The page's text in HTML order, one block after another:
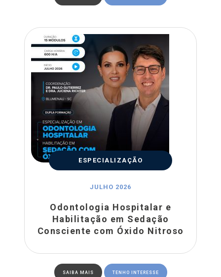
ESPECIALIZAÇÃO
JULHO 2026
Odontologia Hospitalar e
Habilitação em Sedação
Consciente com Óxido Nitroso
SAIBA MAIS TENHO INTERESSE